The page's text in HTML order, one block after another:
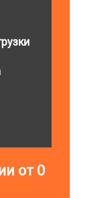
от 0